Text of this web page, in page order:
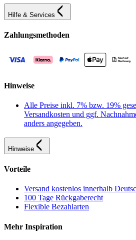
Hilfe & Services
Zahlungsmethoden
Hinweise
Alle Preise inkl. 7% bzw. 19%
Versandkosten und ggf.
anders angegeben.
Hinweise
Vorteile
Versand kostenlos innerhalb
100 Tage Rückgaberecht
Flexible Bezahlarten
Mehr Inspiration